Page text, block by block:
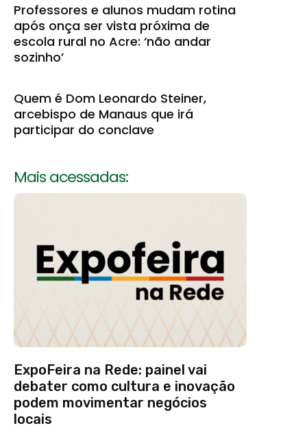
Professores e alunos mudam rotina
após onça ser vista próxima de
escola rural no Acre: ‘não andar
sozinho’
Quem é Dom Leonardo Steiner,
arcebispo de Manaus que irá
participar do conclave
Mais acessadas:
ExpoFeira na Rede: painel vai
debater como cultura e inovação
podem movimentar negócios
locais